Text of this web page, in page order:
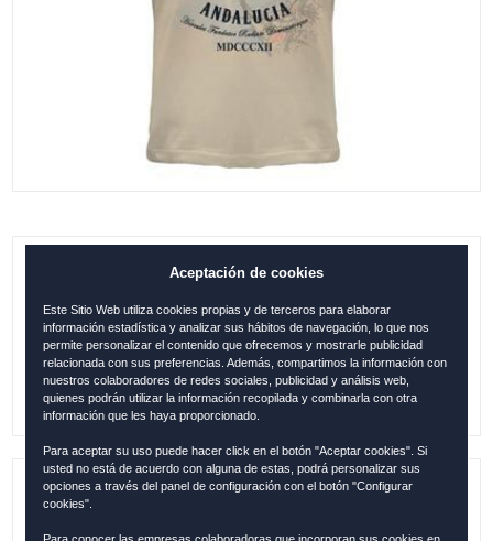
AUTENTIC OFFWHITE, CAMISETA
CÁDIZ, BEIGE M
0.00€
Referencia:
Aceptación de cookies
Este Sitio Web utiliza cookies propias y de terceros para elaborar
información estadística y analizar sus hábitos de navegación, lo que nos
permite personalizar el contenido que ofrecemos y mostrarle publicidad
relacionada con sus preferencias. Además, compartimos la información con
nuestros colaboradores de redes sociales, publicidad y análisis web,
quienes podrán utilizar la información recopilada y combinarla con otra
información que les haya proporcionado.
Para aceptar su uso puede hacer click en el botón "Aceptar cookies". Si
usted no está de acuerdo con alguna de estas, podrá personalizar sus
opciones a través del panel de configuración con el botón "Configurar
cookies".